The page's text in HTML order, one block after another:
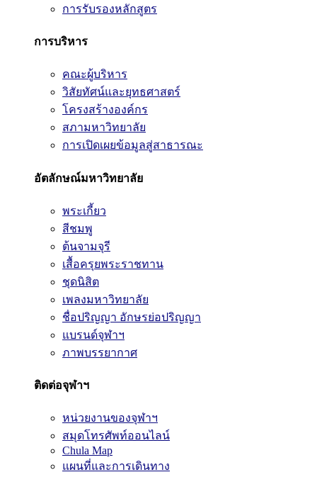
การรับรองหลักสูตร
การบริหาร
คณะผู้บริหาร
วิสัยทัศน์และยุทธศาสตร์
โครงสร้างองค์กร
สภามหาวิทยาลัย
การเปิดเผยข้อมูลสู่สาธารณะ
อัตลักษณ์มหาวิทยาลัย
พระเกี้ยว
สีชมพู
ต้นจามจุรี
เสื้อครุยพระราชทาน
ชุดนิสิต
เพลงมหาวิทยาลัย
ชื่อปริญญา อักษรย่อปริญญา
แบรนด์จุฬาฯ
ภาพบรรยากาศ
ติดต่อจุฬาฯ
หน่วยงานของจุฬาฯ
สมุดโทรศัพท์ออนไลน์
Chula Map
แผนที่และการเดินทาง